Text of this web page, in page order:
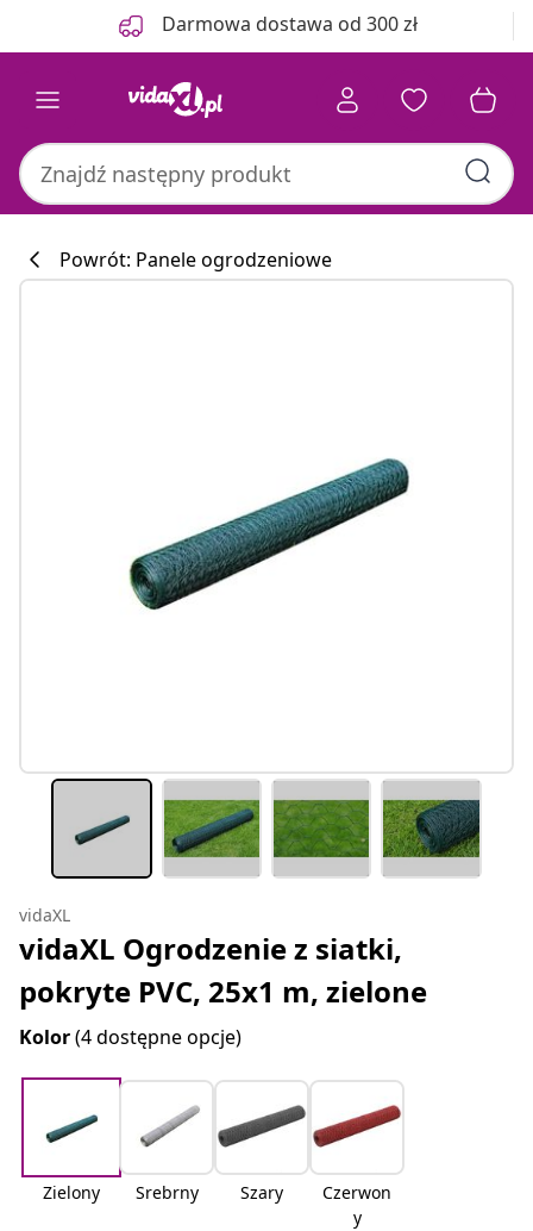
Darmowa dostawa od 300 zł
Powrót: Panele ogrodzeniowe
vidaXL
vidaXL Ogrodzenie z siatki,
pokryte PVC, 25x1 m, zielone
Kolor(4 dostępne opcje)
Zielony Srebrny Szary
Czerwon
y